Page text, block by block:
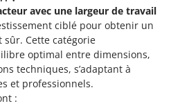
avec une largeur de travail
ciblé pour obtenir un
Cette catégorie
optimal entre dimensions,
techniques, s’adaptant à
et professionnels.
: